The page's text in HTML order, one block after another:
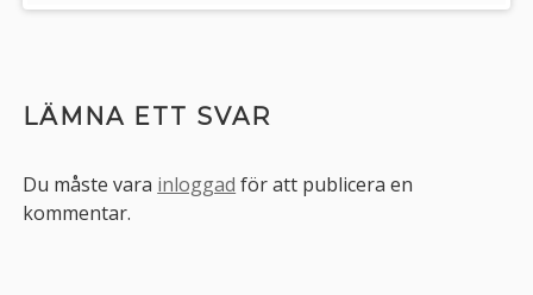
LÄMNA ETT SVAR
Du måste vara inloggad för att publicera en
kommentar.